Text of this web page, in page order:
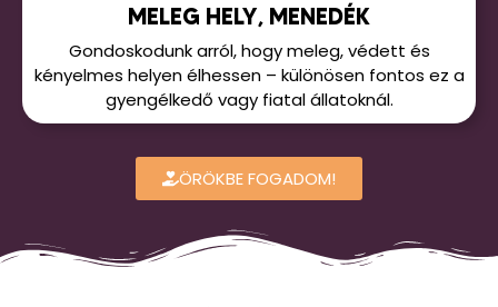
MELEG HELY, MENEDÉK
Gondoskodunk arról, hogy meleg, védett és
kényelmes helyen élhessen – különösen fontos ez a
gyengélkedő vagy fiatal állatoknál.
ÖRÖKBE FOGADOM!